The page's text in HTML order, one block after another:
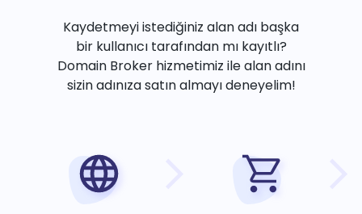
Kaydetmeyi istediğiniz alan adı başka
bir kullanıcı tarafından mı kayıtlı?
Domain Broker hizmetimiz ile alan adını
sizin adınıza satın almayı deneyelim!